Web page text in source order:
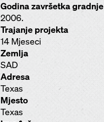
Godina završetka gradnje
2006.
Trajanje projekta
14 Mjeseci
Zemlja
SAD
Adresa
Texas
Mjesto
Texas